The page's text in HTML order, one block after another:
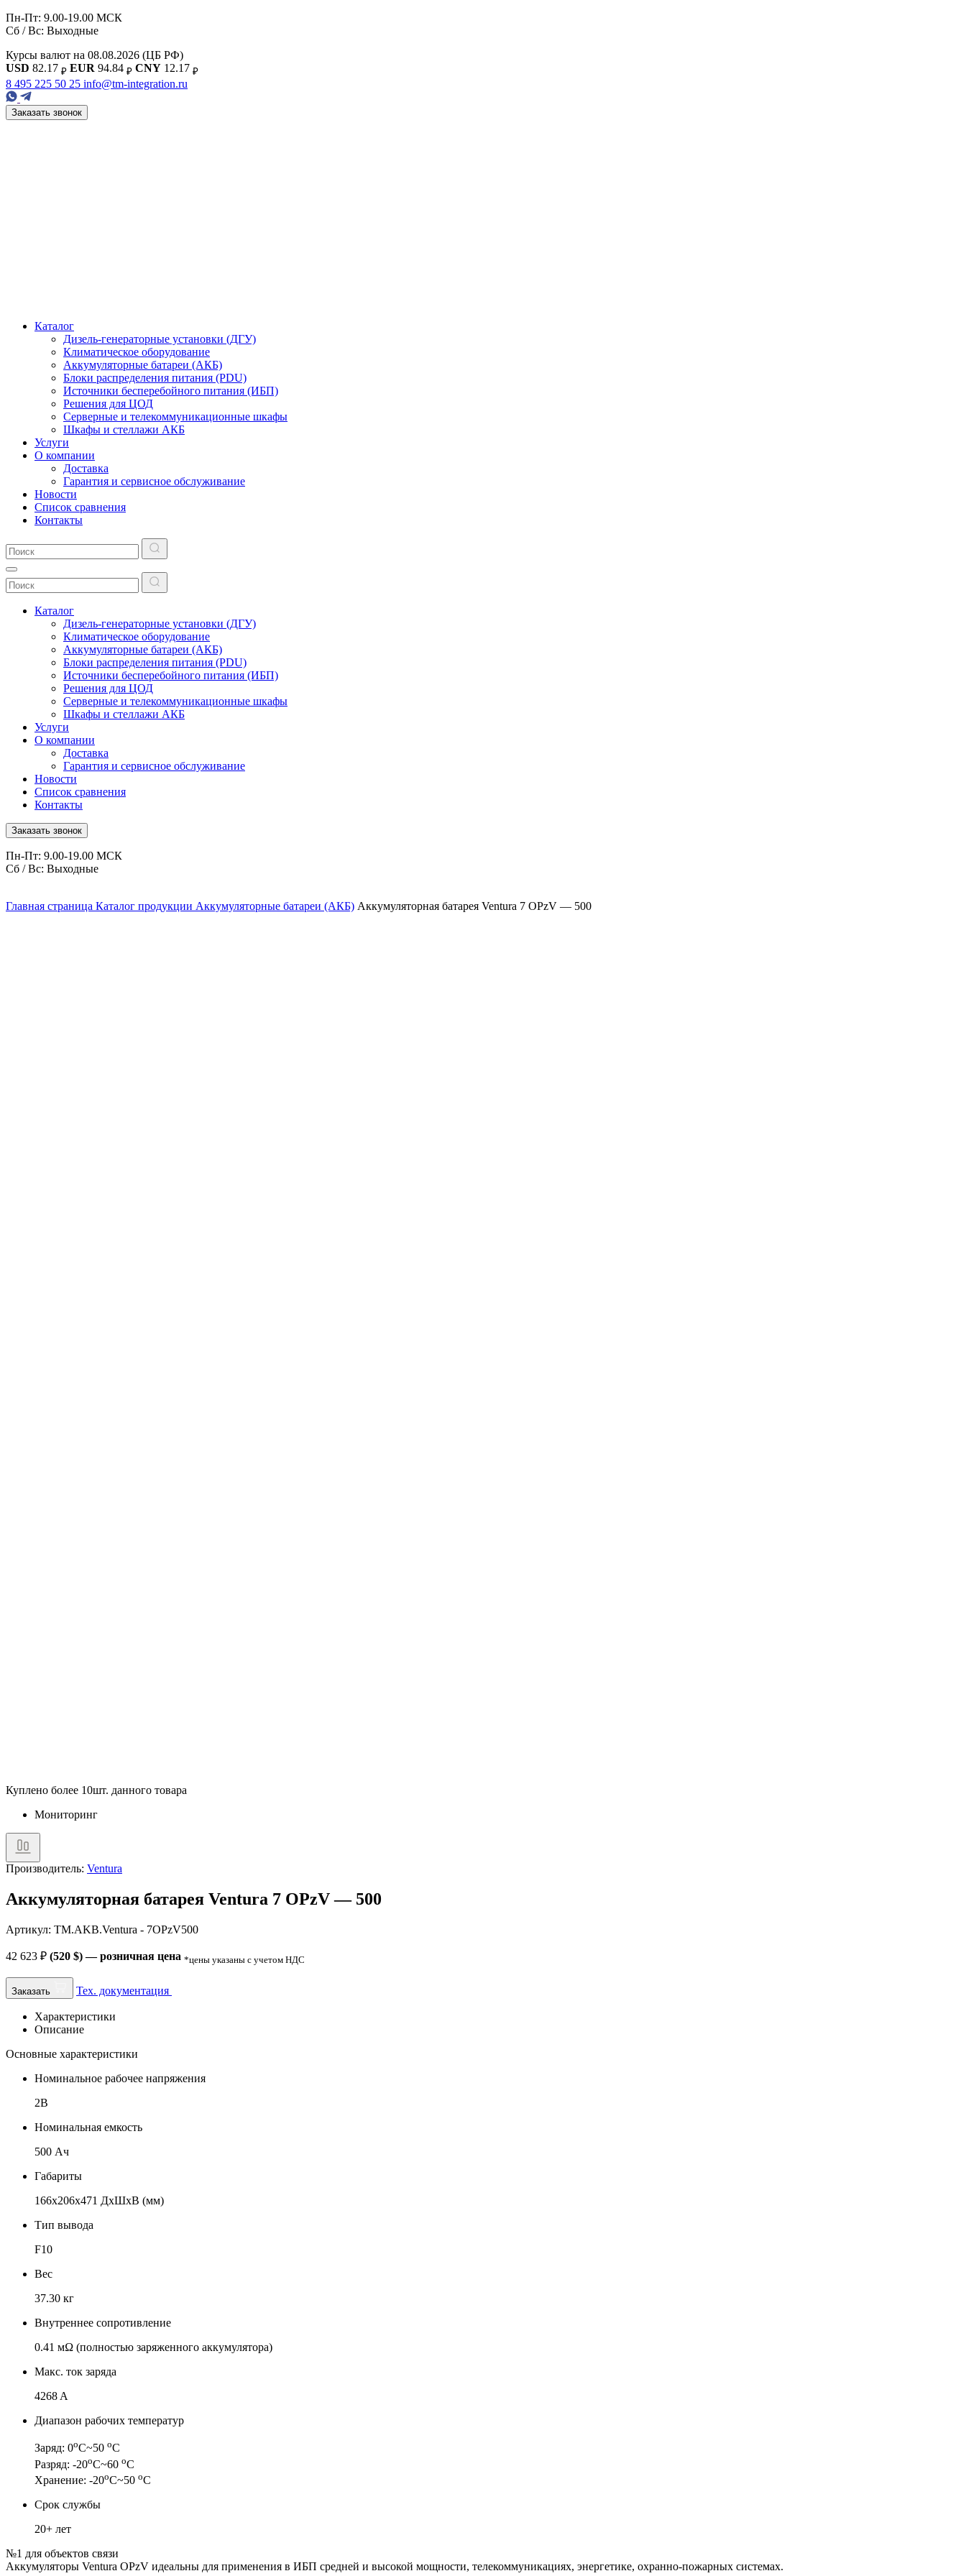
Пн-Пт: 9.00-19.00 МСК
Сб / Вс: Выходные
Курсы валют на 08.08.2026 (ЦБ РФ)
USD 82.17 ₽ EUR 94.84 ₽ CNY 12.17 ₽
8 495 225 50 25 info@tm-integration.ru
Заказать звонок
Каталог
Дизель-генераторные установки (ДГУ)
Климатическое оборудование
Аккумуляторные батареи (АКБ)
Блоки распределения питания (PDU)
Источники бесперебойного питания (ИБП)
Решения для ЦОД
Серверные и телекоммуникационные шкафы
Шкафы и стеллажи АКБ
Услуги
О компании
Доставка
Гарантия и сервисное обслуживание
Новости
Список сравнения
Контакты
Каталог
Дизель-генераторные установки (ДГУ)
Климатическое оборудование
Аккумуляторные батареи (АКБ)
Блоки распределения питания (PDU)
Источники бесперебойного питания (ИБП)
Решения для ЦОД
Серверные и телекоммуникационные шкафы
Шкафы и стеллажи АКБ
Услуги
О компании
Доставка
Гарантия и сервисное обслуживание
Новости
Список сравнения
Контакты
Заказать звонок
Пн-Пт: 9.00-19.00 МСК
Сб / Вс: Выходные
Главная страница Каталог продукции Аккумуляторные батареи (АКБ) Аккумуляторная батарея Ventura 7 OPzV — 500
Куплено более 10шт. данного товара
Мониторинг
Производитель: Ventura
Аккумуляторная батарея Ventura 7 OPzV — 500
Артикул: TM.AKB.Ventura - 7OPzV500
42 623 ₽ (520 $) — розничная цена *цены указаны с учетом НДС
Заказать Тех. документация
Характеристики
Описание
Основные характеристики
Номинальное рабочее напряжения
2В
Номинальная емкость
500 Ач
Габариты
166x206х471 ДхШхВ (мм)
Тип вывода
F10
Вес
37.30 кг
Внутреннее сопротивление
0.41 мΩ (полностью заряженного аккумулятора)
Макс. ток заряда
4268 A
Диапазон рабочих температур
Заряд: 0оС~50 оС
Разряд: -20оС~60 оС
Хранение: -20оС~50 оС
Срок службы
20+ лет
№1 для объектов связи
Аккумуляторы Ventura OPzV идеальны для применения в ИБП средней и высокой мощности, телекоммуникациях, энергетике, охранно-пожарных системах.